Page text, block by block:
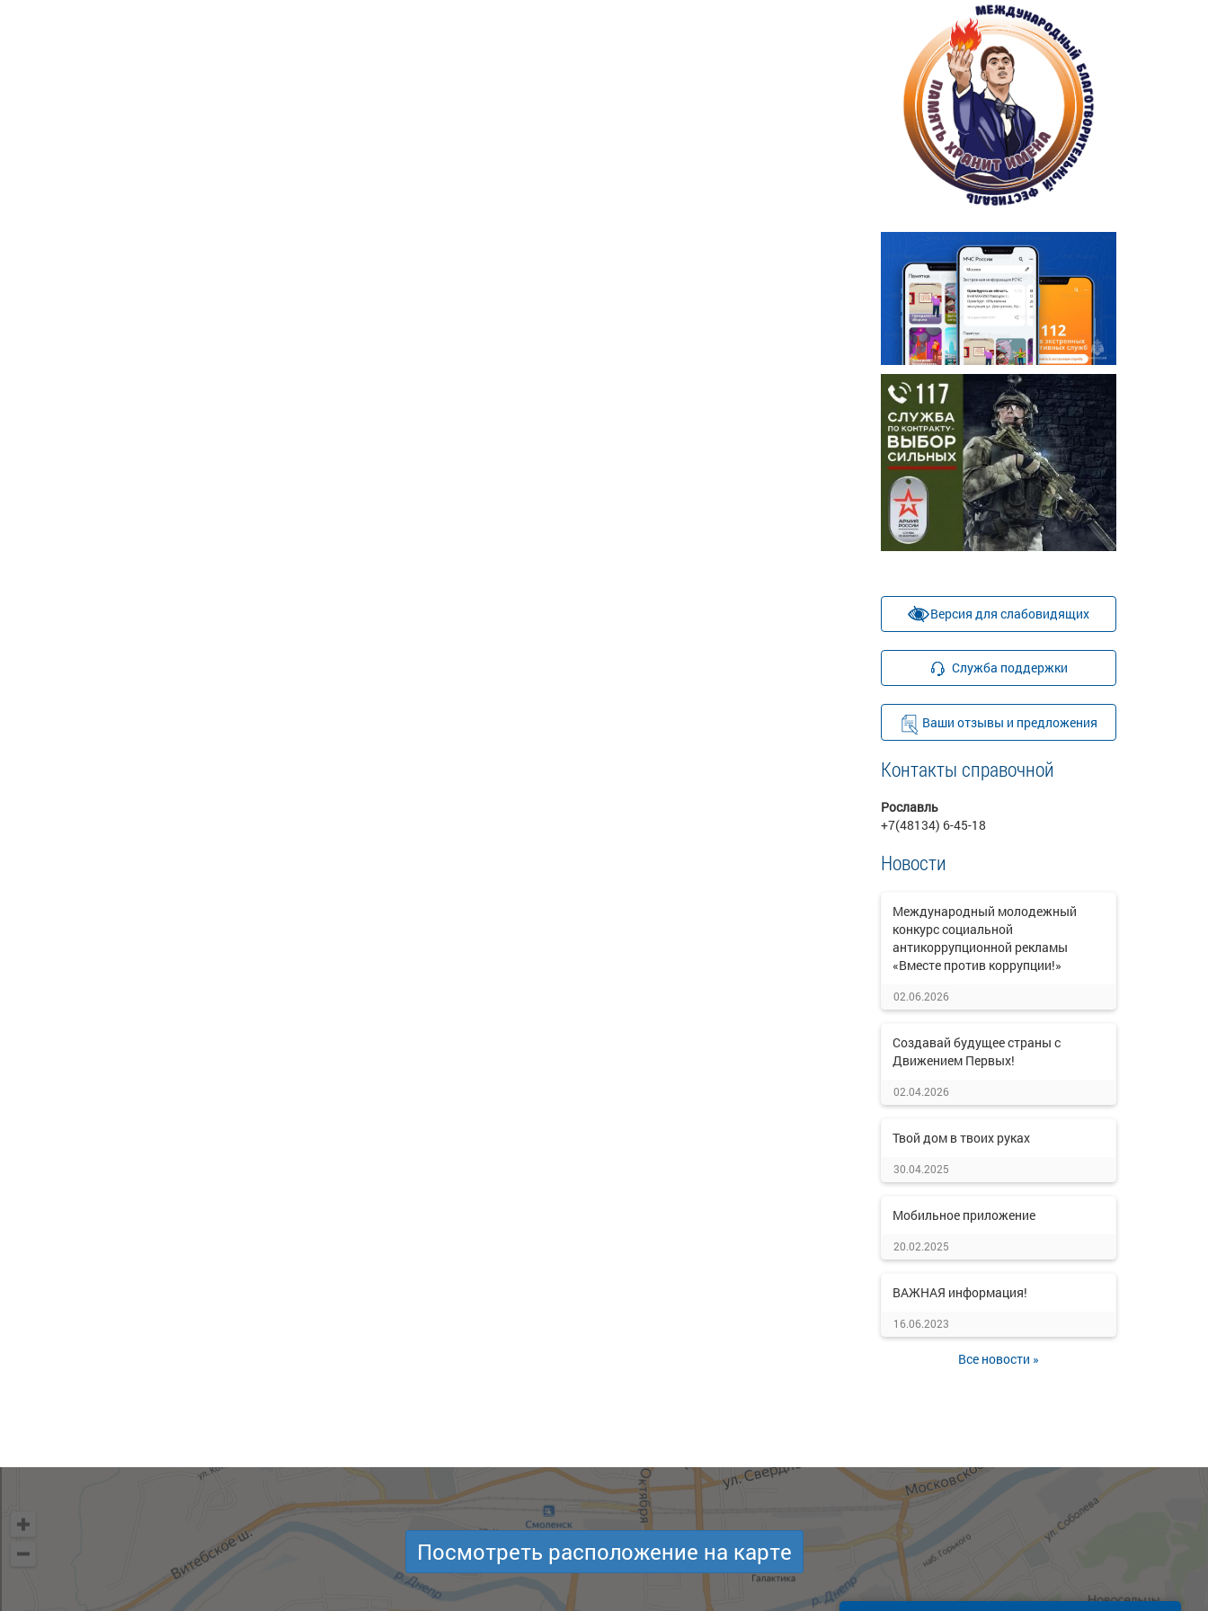
Версия для слабовидящих
Служба поддержки
Ваши отзывы и предложения
Контакты справочной
Рославль
+7(48134) 6-45-18
Новости
Международный молодежный
конкурс социальной
антикоррупционной рекламы
«Вместе против коррупции!»
02.06.2026
Создавай будущее страны с
Движением Первых!
02.04.2026
Твой дом в твоих руках
30.04.2025
Мобильное приложение
20.02.2025
ВАЖНАЯ информация!
16.06.2023
Все новости »
Посмотреть расположение на карте